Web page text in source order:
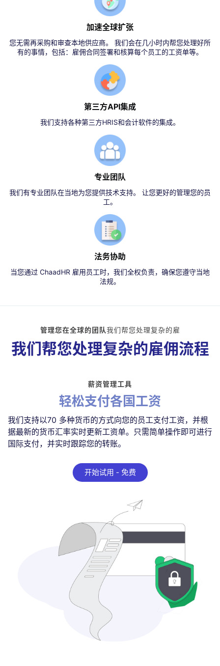
加速全球扩张
您无需再采购和审查本地供应商。 我们会在几小时内帮您处理好所
有的事情，包括：雇佣合同签署和核算每个员工的工资单等。
第三方API集成
我们支持各种第三方HRIS和会计软件的集成。
专业团队
我们有专业团队在当地为您提供技术支持。 让您更好的管理您的员
工。
法务协助
当您通过 ChaadHR 雇用员工时，我们全权负责，确保您遵守当地
法规。
管理您在全球的团队我们帮您处理复杂的雇
我们帮您处理复杂的雇佣流程
薪资管理工具
轻松支付各国工资
我们支持以70 多种货币的方式向您的员工支付工资，并根
据最新的货币汇率实时更新工资单。只需简单操作即可进行
国际支付，并实时跟踪您的转账。
开始试用 - 免费